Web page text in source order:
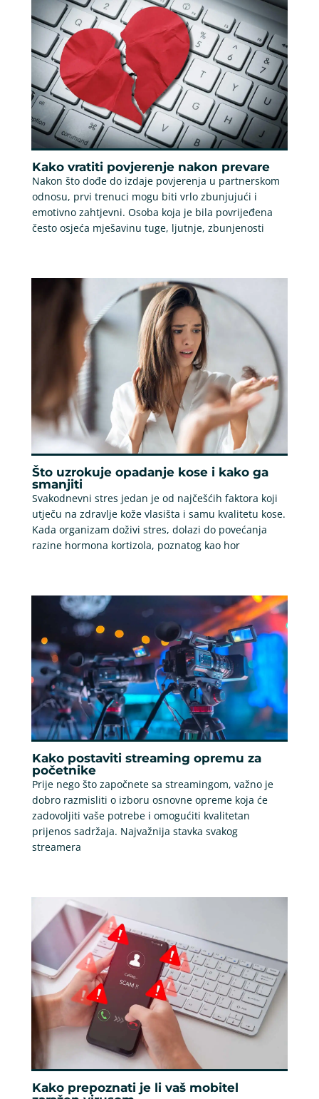
Kako vratiti povjerenje nakon prevare
Nakon što dođe do izdaje povjerenja u partnerskom
odnosu, prvi trenuci mogu biti vrlo zbunjujući i
emotivno zahtjevni. Osoba koja je bila povrijeđena
često osjeća mješavinu tuge, ljutnje, zbunjenosti
Što uzrokuje opadanje kose i kako ga
smanjiti
Svakodnevni stres jedan je od najčešćih faktora koji
utječu na zdravlje kože vlasišta i samu kvalitetu kose.
Kada organizam doživi stres, dolazi do povećanja
razine hormona kortizola, poznatog kao hor
Kako postaviti streaming opremu za
početnike
Prije nego što započnete sa streamingom, važno je
dobro razmisliti o izboru osnovne opreme koja će
zadovoljiti vaše potrebe i omogućiti kvalitetan
prijenos sadržaja. Najvažnija stavka svakog
streamera
Kako prepoznati je li vaš mobitel